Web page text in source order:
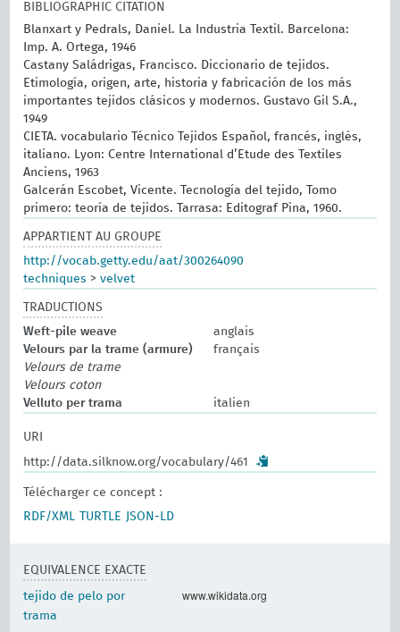
BIBLIOGRAPHIC CITATION
Blanxart y Pedrals, Daniel. La Industria Textil. Barcelona:
Imp. A. Ortega, 1946
Castany Saládrigas, Francisco. Diccionario de tejidos.
Etimología, origen, arte, historia y fabricación de los más
importantes tejidos clásicos y modernos. Gustavo Gil S.A.,
1949
CIETA. vocabulario Técnico Tejidos Español, francés, inglés,
italiano. Lyon: Centre International d’Etude des Textiles
Anciens, 1963
Galcerán Escobet, Vicente. Tecnología del tejido, Tomo
primero: teoría de tejidos. Tarrasa: Editograf Pina, 1960.
APPARTIENT AU GROUPE
http://vocab.getty.edu/aat/300264090
techniques >velvet
TRADUCTIONS
Weft-pile weave
anglais
Velours par la trame (armure)
français
Velours de trame
Velours coton
Velluto per trama
italien
URI
http://data.silknow.org/vocabulary/461
Télécharger ce concept :
RDF/XML
TURTLE JSON-LD
EQUIVALENCE EXACTE
tejido de pelo por
trama
www.wikidata.org